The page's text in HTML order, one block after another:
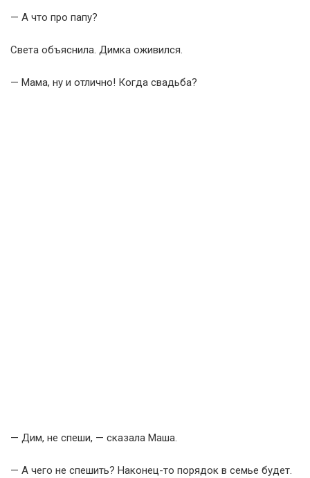
— А что про папу?
Света объяснила. Димка оживился.
— Мама, ну и отлично! Когда свадьба?
— Дим, не спеши, — сказала Маша.
— А чего не спешить? Наконец-то порядок в семье будет.